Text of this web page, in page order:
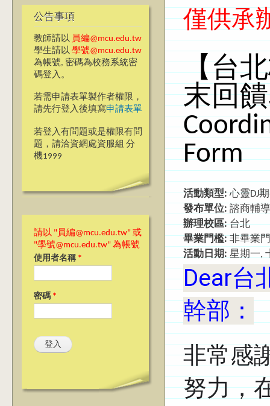
公告事項
教師請以 員編@mcu.edu.tw
學生請以 學號@mcu.edu.tw
為帳號, 密碼為校務系統密
碼登入。
若需申請表單製作者權限，
請先行登入後填寫申請表單
若登入有問題或是權限有問
題，請洽資網處資服組 分
機1999
請以 "員編@mcu.edu.tw" 或
"學號@mcu.edu.tw" 為帳號
使用者名稱 *
密碼 *
僅供承
【台
末回
Form
活動類型:心靈DJ
發布單位: 諮商輔
辦理校區:台北
畢業門檻:非畢業
活動日期: 星期一,
Dear台
幹部：
非常感
努力，